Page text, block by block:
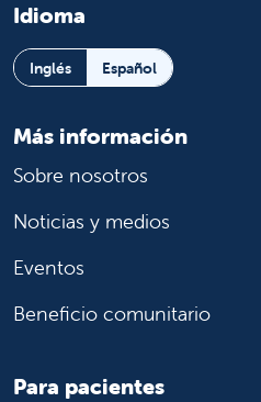
Idioma
Inglés Español
Más información
Sobre nosotros
Noticias y medios
Eventos
Beneficio comunitario
Para pacientes